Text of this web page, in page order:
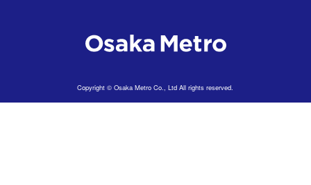
Copyright © Osaka Metro Co., Ltd All rights reserved.